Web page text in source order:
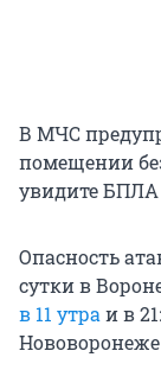
В МЧС
помещении
увидите БПЛА
Опасность
сутки в
в 11 утраи в